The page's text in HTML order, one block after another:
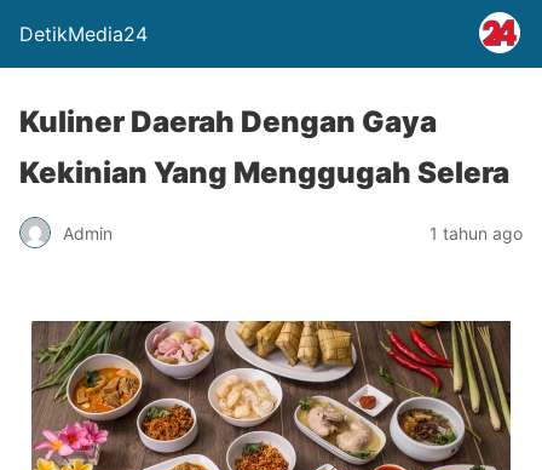
DetikMedia24
Kuliner Daerah Dengan Gaya
Kekinian Yang Menggugah Selera
Admin 1 tahun ago